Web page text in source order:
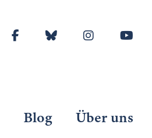
Blog Über uns